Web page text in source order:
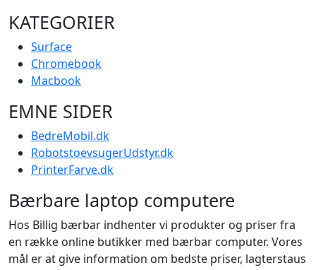
KATEGORIER
Surface
Chromebook
Macbook
EMNE SIDER
BedreMobil.dk
RobotstoevsugerUdstyr.dk
PrinterFarve.dk
Bærbare laptop computere
Hos Billig bærbar indhenter vi produkter og priser fra
en række online butikker med bærbar computer. Vores
mål er at give information om bedste priser, lagterstaus